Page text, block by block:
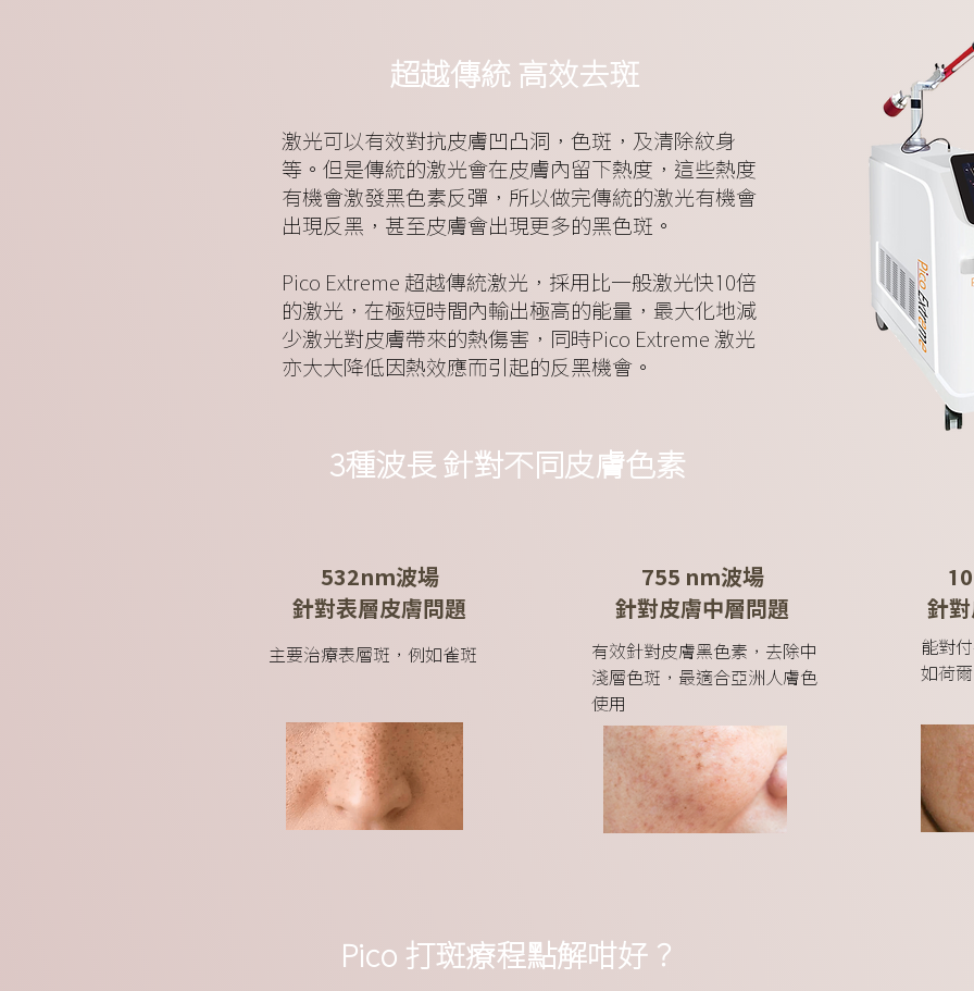
超越傳統 高效去斑
激光可以有效對抗皮膚凹凸洞，色斑，及清除紋身
等。但是傳統的激光會在皮膚內留下熱度，這些熱度
有機會激發黑色素反彈，所以做完傳統的激光有機會
出現反黑，甚至皮膚會出現更多的黑色斑。
Pico Extreme 超越傳統激光，採用比一般激光快10倍
的激光，在極短時間內輸出極高的能量，最大化地減
少激光對皮膚帶來的熱傷害，同時Pico Extreme 激光
亦大大降低因熱效應而引起的反黑機會。
3種波長 針對不同皮膚色素
532nm波場
針對表層皮膚問題
主要治療表層斑，例如雀斑
755 nm波場
針對皮膚中層問題
有效針對皮膚黑色素，去除中
淺層色斑，最適合亞洲人膚色
使用
針
能對
如荷
Pico 打斑療程點解咁好？